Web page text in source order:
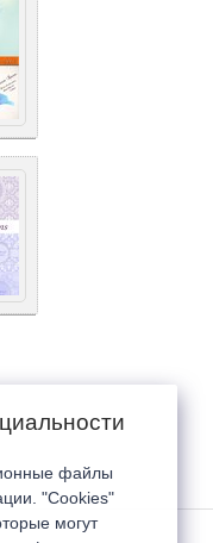
файлы
"Cookies"
могут